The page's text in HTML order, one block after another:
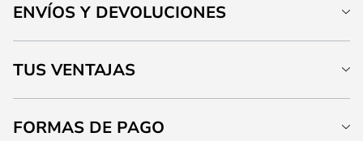
ENVÍOS Y DEVOLUCIONES
TUS VENTAJAS
FORMAS DE PAGO